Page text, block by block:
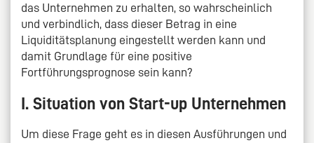
das Unternehmen zu erhalten, so wahrscheinlich
und verbindlich, dass dieser Betrag in eine
Liquiditätsplanung eingestellt werden kann und
damit Grundlage für eine positive
Fortführungsprognose sein kann?
I. Situation von Start-up Unternehmen
Um diese Frage geht es in diesen Ausführungen und